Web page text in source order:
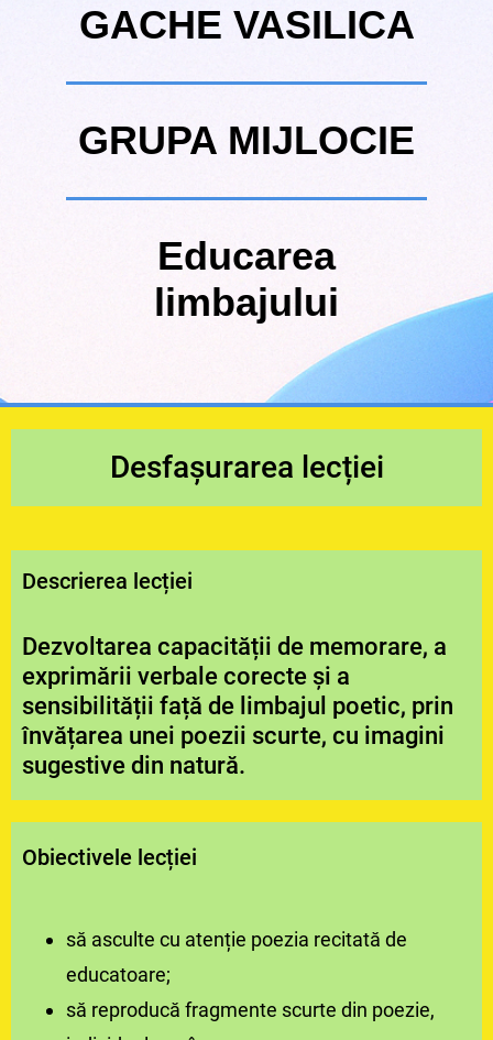
GACHE VASILICA
GRUPA MIJLOCIE
Educarea
limbajului
Desfașurarea lecției
Descrierea lecției
Dezvoltarea capacității de memorare, a
exprimării verbale corecte și a
sensibilității față de limbajul poetic, prin
învățarea unei poezii scurte, cu imagini
sugestive din natură.
Obiectivele lecției
să asculte cu atenție poezia recitată de
educatoare;
să reproducă fragmente scurte din poezie,